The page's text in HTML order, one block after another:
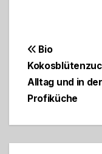
Bio
Alltag und in der
Profiküche